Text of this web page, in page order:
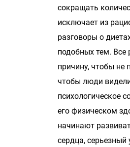
сокращать
исключает из
разговоры о
подобных тем. Все
причину, чтобы не
чтобы люди
психологическое
его физическом
начинают
сердца, серьезный